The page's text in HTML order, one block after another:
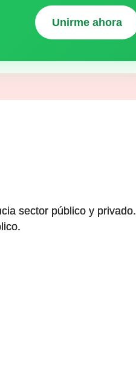
Unirme ahora
sector público y privado.